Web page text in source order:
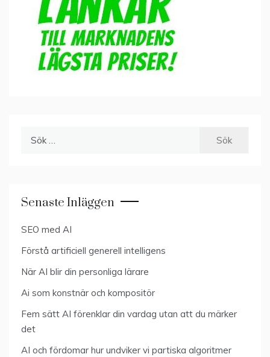
Senaste Inläggen
SEO med AI
Förstå artificiell generell intelligens
När AI blir din personliga lärare
Ai som konstnär och kompositör
Fem sätt AI förenklar din vardag utan att du märker
det
AI och fördomar hur undviker vi partiska algoritmer